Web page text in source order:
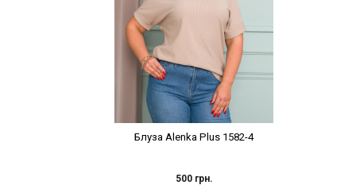
Блуза Alenka Plus 1582-4
500 грн.